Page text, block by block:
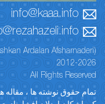
info@kaaa.info
Ardalan Afsharnaderi)
2012-2026
All Rights Reserved
تمام حقوق نوشته ها ، مقاله